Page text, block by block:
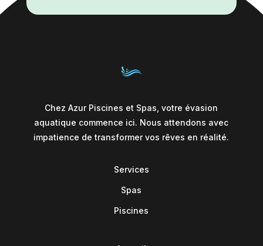
Chez Azur Piscines et Spas, votre évasion
aquatique commence ici. Nous attendons avec
impatience de transformer vos rêves en réalité.
Services
Spas
Piscines